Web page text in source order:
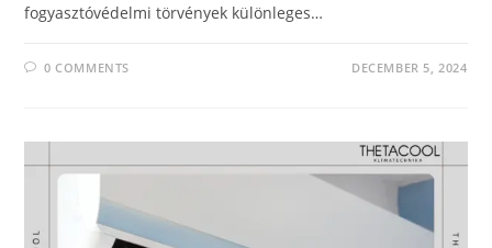
fogyasztóvédelmi törvények különleges…
0 COMMENTS DECEMBER 5, 2024